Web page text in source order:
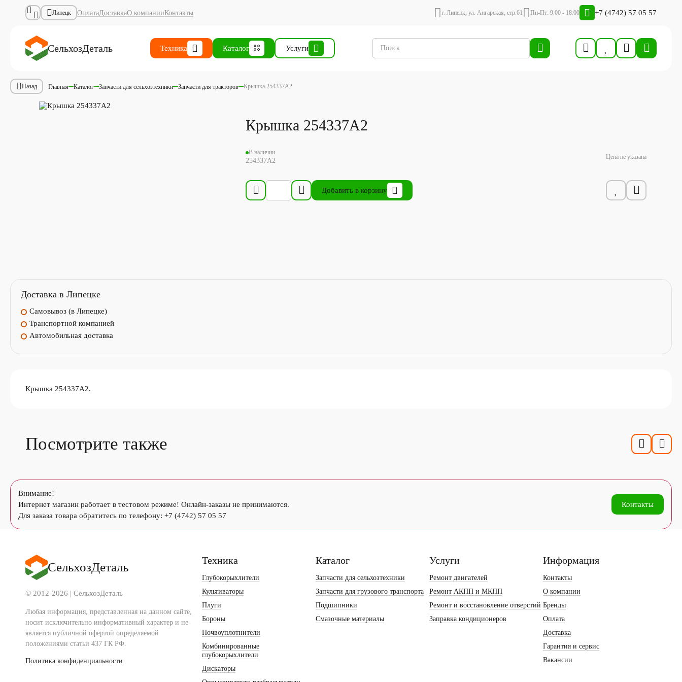
Липецк ОплатаДоставкаО компанииКонтакты г. Липецк, ул. Ангарская, стр.61 Пн-Пт: 9:00 - 18:00 +7 (4742) 57 05 57
СельхозДеталь Техника Каталог Услуги
Назад Главная Каталог Запчасти для сельхозтехники Запчасти для тракторов Крышка 254337A2
Крышка 254337A2
В наличии
254337A2 Цена не указана
Добавить в корзину
Доставка в Липецке
Самовывоз (в Липецке)
Транспортной компанией
Автомобильная доставка
Крышка 254337A2.
Посмотрите также
Внимание!
Интернет магазин работает в тестовом режиме! Онлайн-заказы не принимаются.
Для заказа товара обратитесь по телефону: +7 (4742) 57 05 57
Контакты
СельхозДеталь
© 2012-2026 | СельхозДеталь
Любая информация, представленная на данном сайте,
носит исключительно информативный характер и не
является публичной офертой определяемой
положениями статьи 437 ГК РФ.
Политика конфиденциальности
Техника
Глубокорыхлители
Культиваторы
Плуги
Бороны
Почвоуплотнители
Комбинированные
глубокорыхлители
Дискаторы
Каталог
Запчасти для сельхозтехники
Запчасти для грузового транспорта
Подшипники
Смазочные материалы
Услуги
Ремонт двигателей
Ремонт АКПП и МКПП
Ремонт и восстановление отверстий
Заправка кондиционеров
Информация
Контакты
О компании
Бренды
Оплата
Доставка
Гарантия и сервис
Вакансии